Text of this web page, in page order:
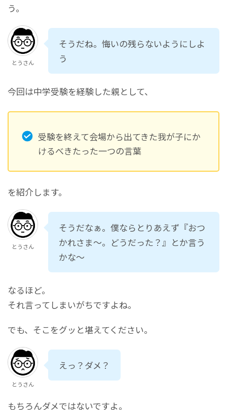
う。
とうさん
そうだね。悔いの残らないようにしよ
う
今回は中学受験を経験した親として、
受験を終えて会場から出てきた我が子にか
けるべきたった一つの言葉
を紹介します。
とうさん
そうだなぁ。僕ならとりあえず『おつ
かれさま～。どうだった？』とか言う
かな～
なるほど。
それ言ってしまいがちですよね。
でも、そこをグッと堪えてください。
とうさん
えっ？ダメ？
もちろんダメではないですよ。